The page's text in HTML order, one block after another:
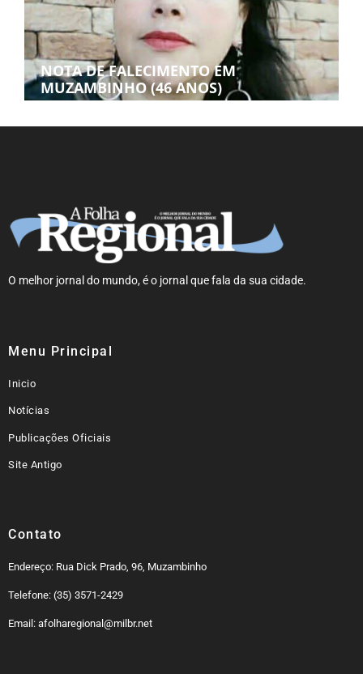
NOTA DE FALECIMENTO EM
MUZAMBINHO (46 ANOS)
O melhor jornal do mundo, é o jornal que fala da sua cidade.
Menu Principal
Inicio
Notícias
Publicações Oficiais
Site Antigo
Contato
Endereço: Rua Dick Prado, 96, Muzambinho
Telefone: (35) 3571-2429
Email: afolharegional@milbr.net